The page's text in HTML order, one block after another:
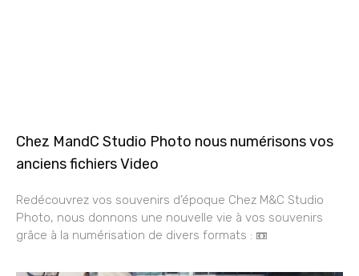
Chez MandC Studio Photo nous numérisons vos
anciens fichiers Video
Redécouvrez vos souvenirs d’époque Chez M&C Studio
Photo, nous donnons une nouvelle vie à vos souvenirs
grâce à la numérisation de divers formats : 📼